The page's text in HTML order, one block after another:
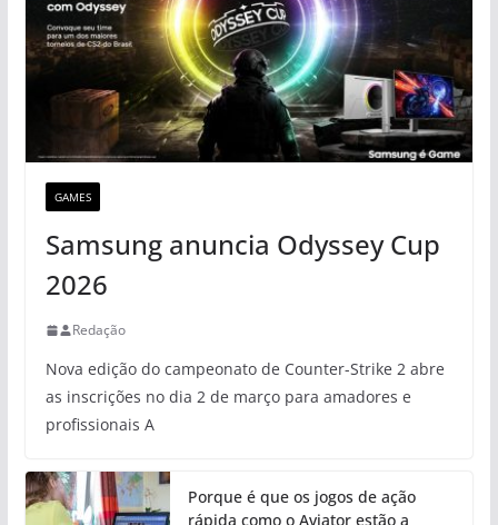
GAMES
Samsung anuncia Odyssey Cup
2026
Redação
Nova edição do campeonato de Counter-Strike 2 abre
as inscrições no dia 2 de março para amadores e
profissionais A
Porque é que os jogos de ação
rápida como o Aviator estão a